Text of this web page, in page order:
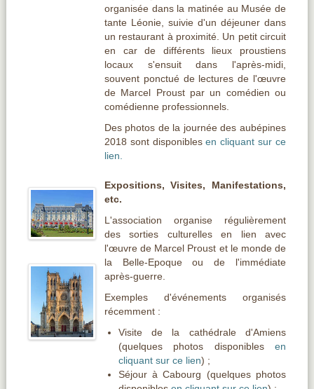
organisée dans la matinée au Musée de
tante Léonie, suivie d'un déjeuner dans
un restaurant à proximité. Un petit circuit
en car de différents lieux proustiens
locaux s'ensuit dans l'après-midi,
souvent ponctué de lectures de l'œuvre
de Marcel Proust par un comédien ou
comédienne professionnels.
Des photos de la journée des aubépines
2018 sont disponiblesen cliquant sur ce
lien.
Expositions, Visites, Manifestations,
etc.
L'association organise régulièrement
des sorties culturelles en lien avec
l'œuvrede Marcel Proust et le monde de
la Belle-Epoque ou de l'immédiate
après-guerre.
Exemples d'événements organisés
récemment :
Visite de la cathédrale d'Amiens
(quelques photos disponibles en
cliquant sur ce lien) ;
Séjour à Cabourg (quelques photos